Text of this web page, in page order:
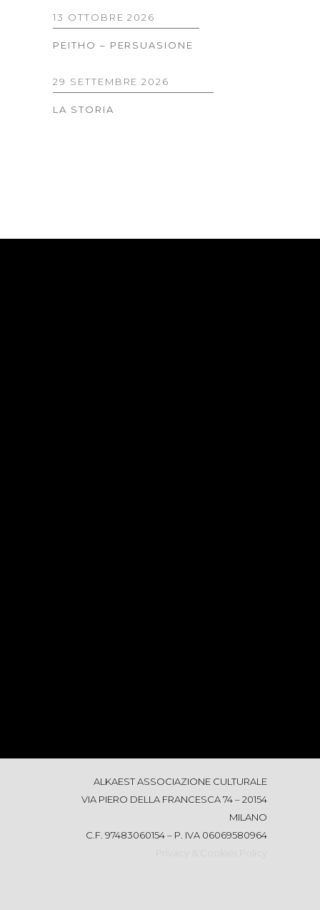
13 OTTOBRE 2026
PEITHO – PERSUASIONE
29 SETTEMBRE 2026
LA STORIA
ALKAEST ASSOCIAZIONE CULTURALE
VIA PIERO DELLA FRANCESCA 74 – 20154
MILANO
C.F. 97483060154 – P. IVA 06069580964